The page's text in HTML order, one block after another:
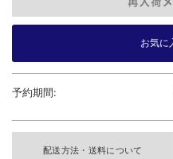
予約期間:
配送方法・送料について